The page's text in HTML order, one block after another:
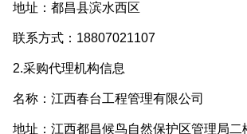
址：都昌县滨水西区
系方式：18807021107
采购代理机构信息
称：江西春台工程管理有限公司
址：江西都昌候鸟自然保护区管理局二